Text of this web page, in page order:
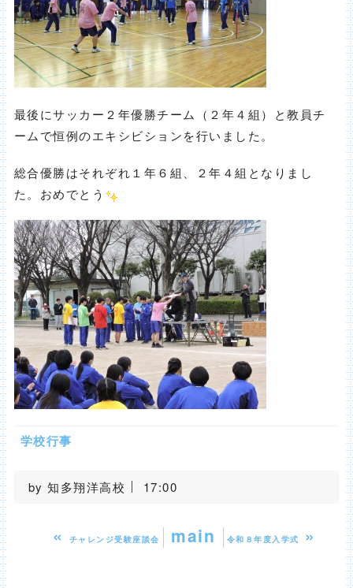
最後にサッカー２年優勝チーム（２年４組）と教員チ
ームで恒例のエキシビションを行いました。
総合優勝はそれぞれ１年６組、２年４組となりまし
た。おめでとう
学校行事
by知多翔洋高校 17:00
« チャレンジ受験座談会 main 令和８年度入学式 »